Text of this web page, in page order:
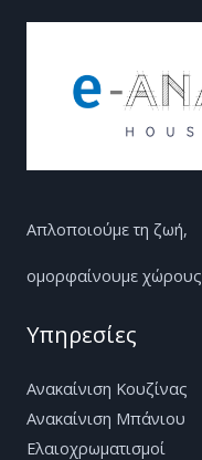
Απλοποιούμε τη ζωή,
ομορφαίνουμε χώρους
Υπηρεσίες
Ανακαίνιση Κουζίνας
Ανακαίνιση Μπάνιου
Ελαιοχρωματισμοί